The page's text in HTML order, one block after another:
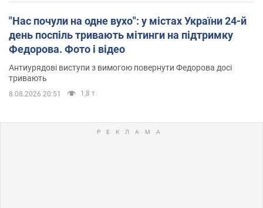
"Нас почули на одне вухо": у містах України 24-й
день поспіль тривають мітинги на підтримку
Федорова. Фото і відео
Антиурядові виступи з вимогою повернути Федорова досі
тривають
8.08.2026 20:51 1,8 т.